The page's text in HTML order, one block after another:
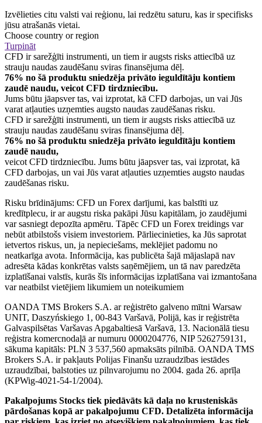
Izvēlieties citu valsti vai reģionu, lai redzētu saturu, kas ir specifisks
jūsu atrašanās vietai.
Choose country or region
Turpināt
CFD ir sarežģīti instrumenti, un tiem ir augsts risks attiecībā uz
strauju naudas zaudēšanu sviras finansējuma dēļ.
76% no šā produktu sniedzēja privāto ieguldītāju kontiem
zaudē naudu, veicot CFD tirdzniecību.
Jums būtu jāapsver tas, vai izprotat, kā CFD darbojas, un vai Jūs
varat atļauties uzņemties augsto naudas zaudēšanas risku.
CFD ir sarežģīti instrumenti, un tiem ir augsts risks attiecībā uz
strauju naudas zaudēšanu sviras finansējuma dēļ.
76% no šā produktu sniedzēja privāto ieguldītāju kontiem
zaudē naudu,
veicot CFD tirdzniecību. Jums būtu jāapsver tas, vai izprotat, kā
CFD darbojas, un vai Jūs varat atļauties uzņemties augsto naudas
zaudēšanas risku.
Risku brīdinājums: CFD un Forex darījumi, kas balstīti uz
kredītplecu, ir ar augstu riska pakāpi Jūsu kapitālam, jo zaudējumi
var sasniegt depozīta apmēru. Tāpēc CFD un Forex treidings var
nebūt atbilstošs visiem investoriem. Pārliecinieties, ka Jūs saprotat
ietvertos riskus, un, ja nepieciešams, meklējiet padomu no
neatkarīga avota. Informācija, kas publicēta šajā mājaslapā nav
adresēta kādas konkrētas valsts saņēmējiem, un tā nav paredzēta
izplatīšanai valstīs, kurās šīs informācijas izplatīšana vai izmantošana
var neatbilst vietējiem likumiem un noteikumiem
OANDA TMS Brokers S.A. ar reģistrēto galveno mītni Warsaw
UNIT, Daszyńskiego 1, 00-843 Varšavā, Polijā, kas ir reģistrēta
Galvaspilsētas Varšavas Apgabaltiesā Varšavā, 13. Nacionālā tiesu
reģistra komercnodaļā ar numuru 0000204776, NIP 5262759131,
sākuma kapitāls: PLN 3 537,560 apmaksāts pilnībā. OANDA TMS
Brokers S.A. ir pakļauts Polijas Finanšu uzraudzības iestādes
uzraudzībai, balstoties uz pilnvarojumu no 2004. gada 26. aprīļa
(KPWig-4021-54-1/2004).
Pakalpojums Stocks tiek piedāvāts kā daļa no krusteniskās
pārdošanas kopā ar pakalpojumu CFD. Detalizēta informācija